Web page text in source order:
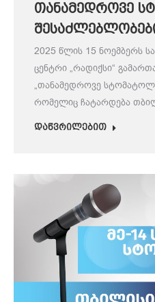
თანამედროვე
2025 წლის 15 ნოემბერს
ცენტრი „რადიქსი“
„თანამედროვე
რომელიც ჩატარდება
დაწვრილებით